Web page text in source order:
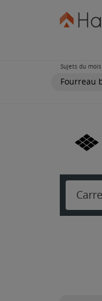
Sujets du mois
Fourreau